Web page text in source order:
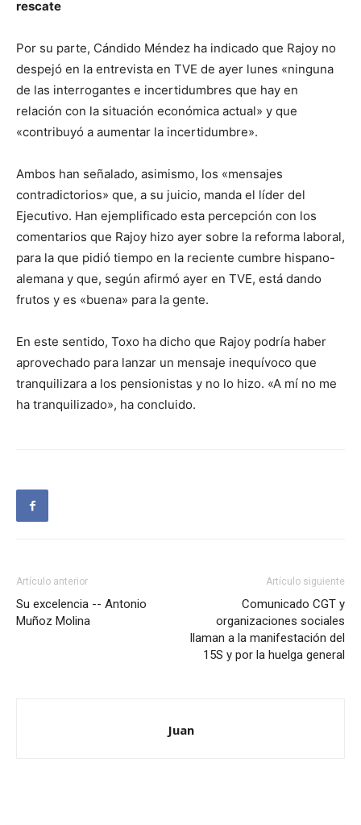
rescate
Por su parte, Cándido Méndez ha indicado que Rajoy no
despejó en la entrevista en TVE de ayer lunes «ninguna
de las interrogantes e incertidumbres que hay en
relación con la situación económica actual» y que
«contribuyó a aumentar la incertidumbre».
Ambos han señalado, asimismo, los «mensajes
contradictorios» que, a su juicio, manda el líder del
Ejecutivo. Han ejemplificado esta percepción con los
comentarios que Rajoy hizo ayer sobre la reforma laboral,
para la que pidió tiempo en la reciente cumbre hispano-
alemana y que, según afirmó ayer en TVE, está dando
frutos y es «buena» para la gente.
En este sentido, Toxo ha dicho que Rajoy podría haber
aprovechado para lanzar un mensaje inequívoco que
tranquilizara a los pensionistas y no lo hizo. «A mí no me
ha tranquilizado», ha concluido.
Artículo anterior
Su excelencia -- Antonio
Muñoz Molina
Artículo siguiente
Comunicado CGT y
organizaciones sociales
llaman a la manifestación del
15S y por la huelga general
Juan